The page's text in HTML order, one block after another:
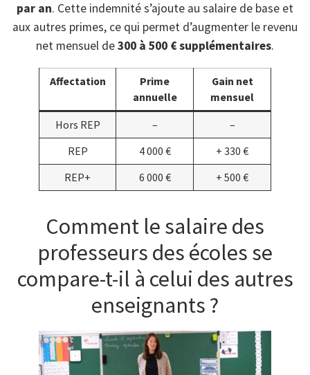
par an. Cette indemnité s’ajoute au salaire de base et
aux autres primes, ce qui permet d’augmenter le revenu
net mensuel de300 à 500 € supplémentaires.
Affectation
Prime
annuelle
Gain net
mensuel
Hors REP
–
–
REP
4 000 €
+ 330 €
REP+
6 000 € + 500 €
Comment le salaire des
professeurs des écoles se
compare-t-il à celui des autres
enseignants ?